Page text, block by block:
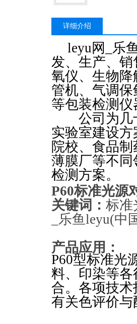
详细介绍
leyu网_乐
发、生产、
氧仪、 生物降
管机、气调
等包装检测仪
公司为几十
实验室建设
院校、食品
薄膜厂等不
检测方案。
P60标准光源
关键词： 标准
_乐鱼leyu(中
产品应用：
P60型标准光
料、印染等
合。各项技
有关色评价